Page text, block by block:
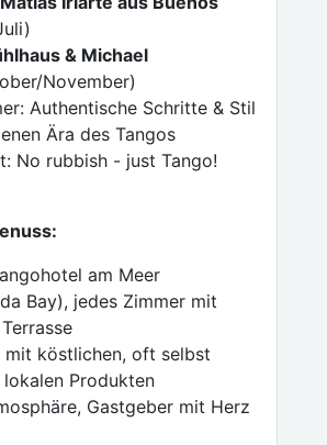
& Michael
November)
Authentische Schritte & Stil
Ära des Tangos
No rubbish - just Tango!
am Meer
Bay), jedes Zimmer mit
mit köstlichen, oft selbst
Produkten
Gastgeber mit Herz